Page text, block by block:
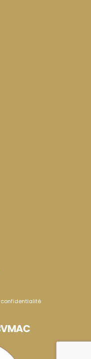
confidentialité